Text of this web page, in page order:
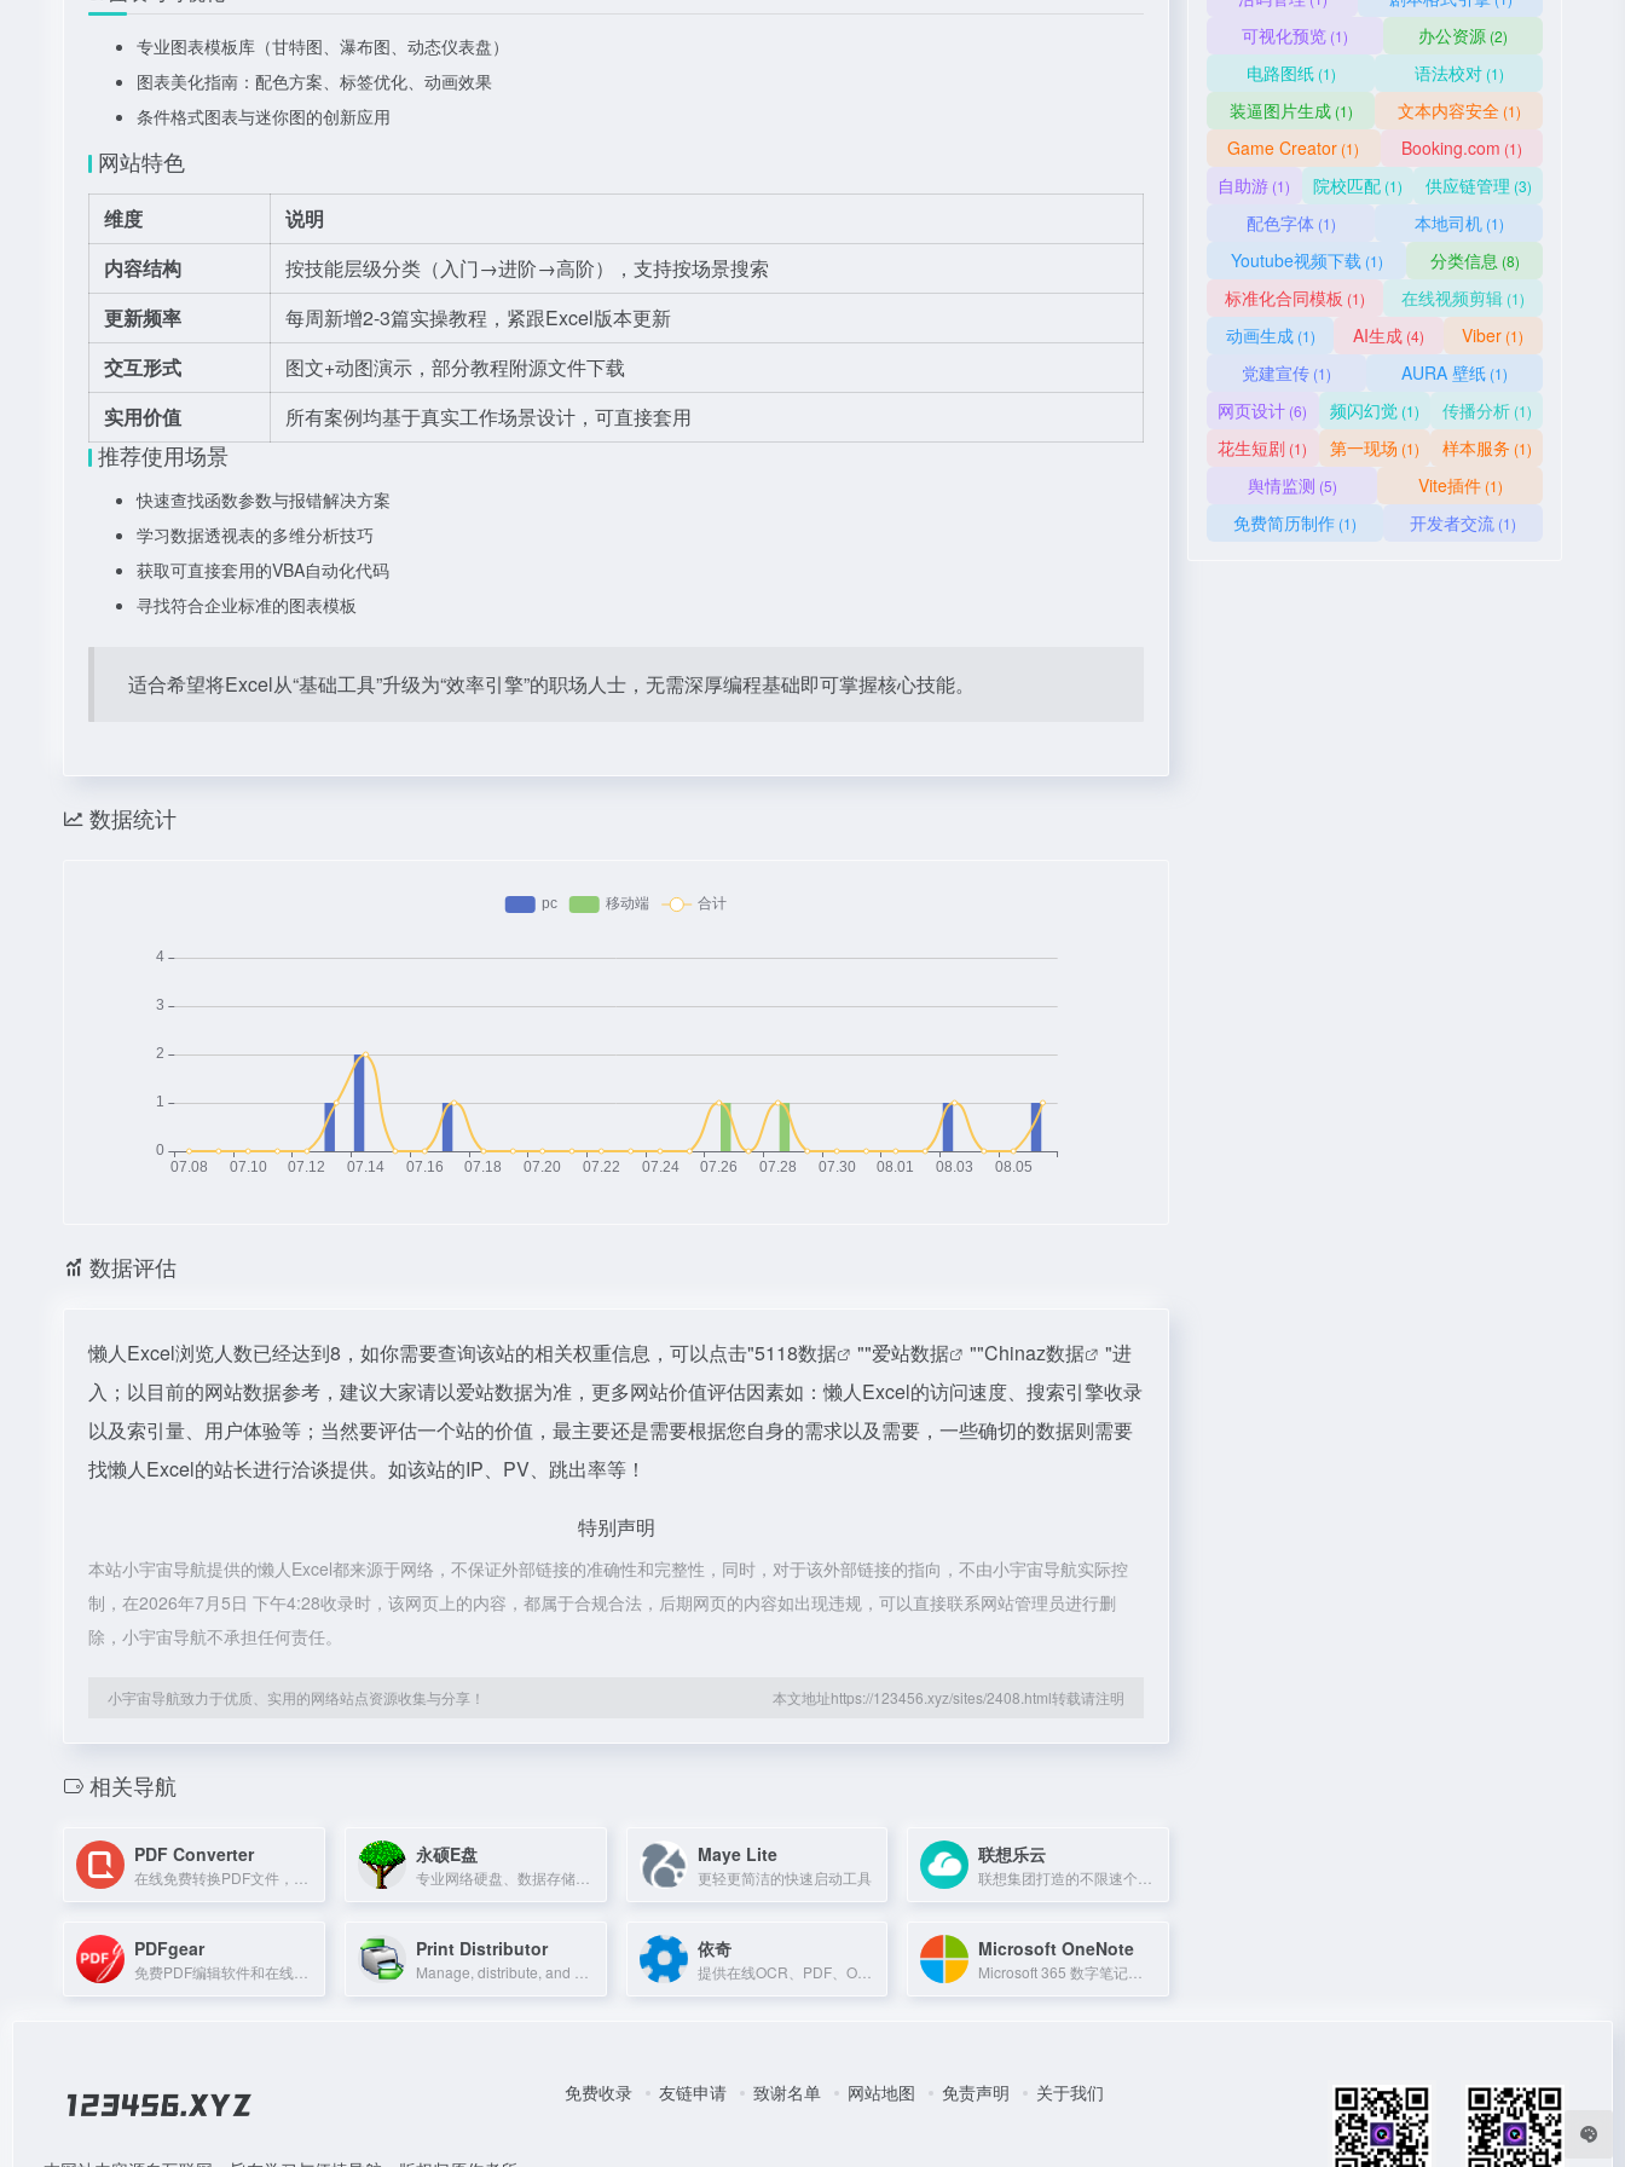
专业图表模板库（甘特图、瀑布图、动态仪表盘）
图表美化指南：配色方案、标签优化、动画效果
条件格式图表与迷你图的创新应用
网站特色
维度
说明
内容结构
按技能层级分类（入门→进阶→高阶），支持按场景搜索
更新频率
每周新增2-3篇实操教程，紧跟Excel版本更新
交互形式
图文+动图演示，部分教程附源文件下载
实用价值
所有案例均基于真实工作场景设计，可直接套用
推荐使用场景
快速查找函数参数与报错解决方案
学习数据透视表的多维分析技巧
获取可直接套用的VBA自动化代码
寻找符合企业标准的图表模板
适合希望将Excel从“基础工具”升级为“效率引擎”的职场人士，无需深厚编程基础即可掌握核心技能。
数据统计
数据评估
懒人Excel浏览人数已经达到8，如你需要查询该站的相关权重信息，可以点击"5118数据 ""爱站数据 ""Chinaz数据
"进
入；以目前的网站数据参考，建议大家请以爱站数据为准，更多网站价值评估因素如：懒人Excel的访问速度、搜索引擎收录
以及索引量、用户体验等；当然要评估一个站的价值，最主要还是需要根据您自身的需求以及需要，一些确切的数据则需要
找懒人Excel的站长进行洽谈提供。如该站的IP、PV、跳出率等！
特别声明
本站小宇宙导航提供的懒人Excel都来源于网络，不保证外部链接的准确性和完整性，同时，对于该外部链接的指向，不由小宇宙导航实际控
制，在2026年7月5日 下午4:28收录时，该网页上的内容，都属于合规合法，后期网页的内容如出现违规，可以直接联系网站管理员进行删
除，小宇宙导航不承担任何责任。
小宇宙导航致力于优质、实用的网络站点资源收集与分享！ 本文地址https://123456.xyz/sites/2408.html转载请注明
相关导航
PDF Converter 永硕E盘 Maye Lite
更轻更简洁的快速启动工具
联想乐云
PDFgear Print Distributor 依奇
提供在线OCR、PDF、Office转换及HEIC转JPG等实用工具，让文件转换高效直接。
Microsoft OneNote
可视化预览 (1) 办公资源 (2)
电路图纸(1) 语法校对(1)
装逼图片生成(1) 文本内容安全(1)
Game Creator (1) Booking.com (1)
自助游 (1) 院校匹配 (1) 供应链管理 (3)
配色字体(1) 本地司机(1)
Youtube视频下载 (1) 分类信息 (8)
标准化合同模板 (1) 在线视频剪辑 (1)
动画生成(1) AI生成(4) Viber (1)
党建宣传 (1) AURA 壁纸 (1)
网页设计 (6) 频闪幻觉 (1) 传播分析(1)
花生短剧 (1) 第一现场 (1) 样本服务 (1)
舆情监测 (5) Vite插件(1)
免费简历制作 (1) 开发者交流 (1)
免费收录 友链申请 致谢名单 网站地图 免责声明 关于我们